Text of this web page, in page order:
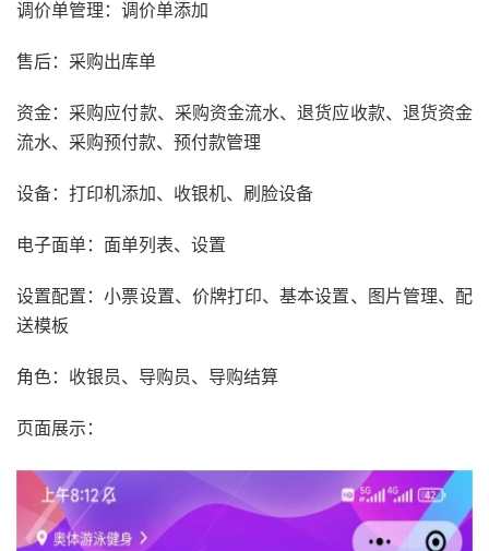
调价单管理：调价单添加
售后：采购出库单
资金：采购应付款、采购资金流水、退货应收款、退货资金
流水、采购预付款、预付款管理
设备：打印机添加、收银机、刷脸设备
电子面单：面单列表、设置
设置配置：小票设置、价牌打印、基本设置、图片管理、配
送模板
角色：收银员、导购员、导购结算
页面展示：